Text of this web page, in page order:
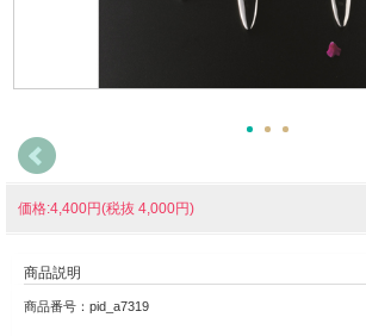
価格:4,400円(税抜 4,000円)
商品説明
商品番号：pid_a7319